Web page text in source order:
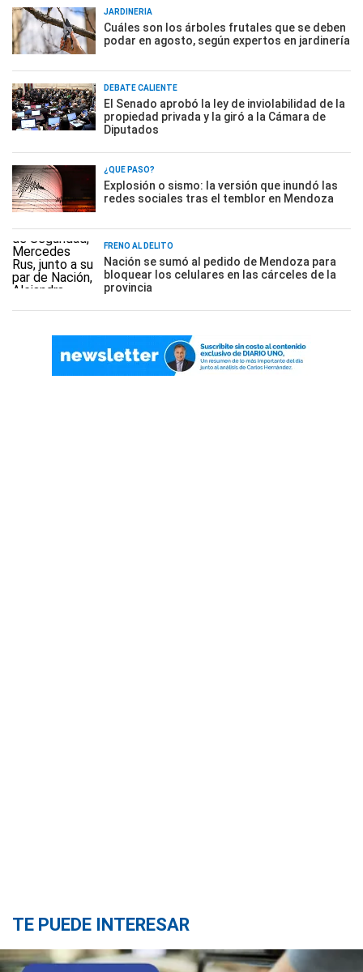
JARDINERÍA
Cuáles son los árboles frutales que se deben
podar en agosto, según expertos en jardinería
DEBATE CALIENTE
El Senado aprobó la ley de inviolabilidad de la
propiedad privada y la giró a la Cámara de
Diputados
¿QUÉ PASÓ?
Explosión o sismo: la versión que inundó las
redes sociales tras el temblor en Mendoza
FRENO AL DELITO
Nación se sumó al pedido de Mendoza para
bloquear los celulares en las cárceles de la
provincia
TE PUEDE INTERESAR